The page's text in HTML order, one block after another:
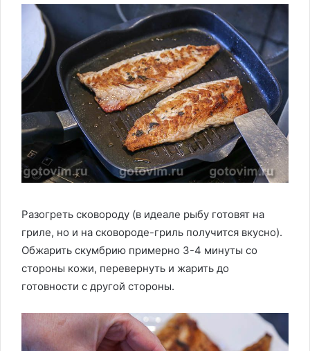
Разогреть сковороду (в идеале рыбу готовят на
гриле, но и на сковороде-гриль получится вкусно).
Обжарить скумбрию примерно 3-4 минуты со
стороны кожи, перевернуть и жарить до
готовности с другой стороны.